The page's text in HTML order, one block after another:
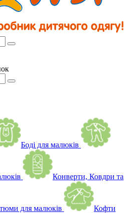
Боді для малюків
Конверти, Ковдри та
для малюків Кофти